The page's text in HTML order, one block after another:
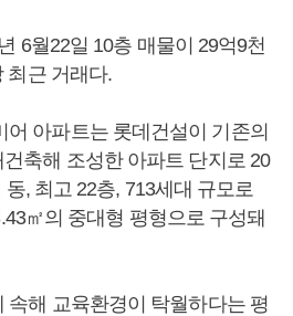
6월22일 10층 매물이 29억9천
최근 거래다.
아파트는 롯데건설이 기존의
축해 조성한 아파트 단지로 20
, 최고 22층, 713세대 규모로
㎡의 중대형 평형으로 구성돼
속해 교육환경이 탁월하다는 평